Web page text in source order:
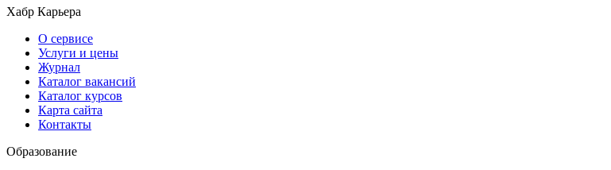
Хабр Карьера
О сервисе
Услуги и цены
Журнал
Каталог вакансий
Каталог курсов
Карта сайта
Контакты
Образование